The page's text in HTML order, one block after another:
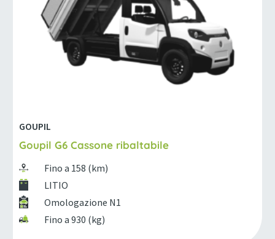
GOUPIL
Goupil G6 Cassone ribaltabile
Fino a 158 (km)
LITIO
Omologazione N1
Fino a 930 (kg)